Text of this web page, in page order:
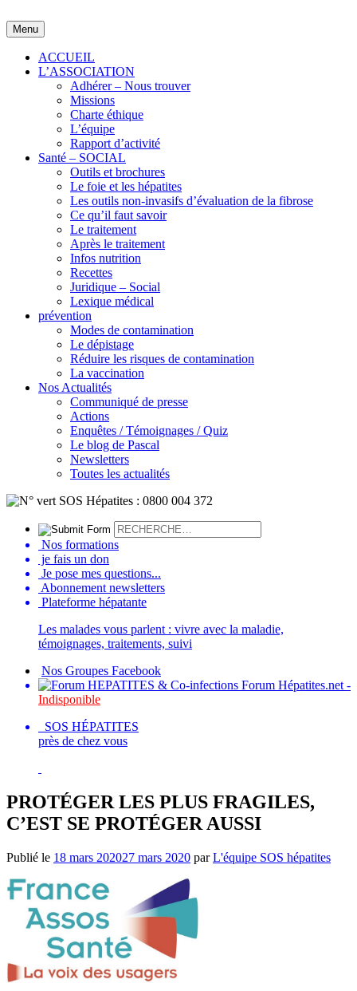
to
content
Menu
ACCUEIL
L’ASSOCIATION
Adhérer – Nous trouver
Missions
Charte éthique
L’équipe
Rapport d’activité
Santé – SOCIAL
Outils et brochures
Le foie et les hépatites
Les outils non-invasifs d’évaluation de la fibrose
Ce qu’il faut savoir
Le traitement
Après le traitement
Infos nutrition
Recettes
Juridique – Social
Lexique médical
prévention
Modes de contamination
Le dépistage
Réduire les risques de contamination
La vaccination
Nos Actualités
Communiqué de presse
Actions
Enquêtes / Témoignages / Quiz
Le blog de Pascal
Newsletters
Toutes les actualités
Nos formations
je fais un don
Je pose mes questions...
Abonnement newsletters
Plateforme hépatante
Les malades vous parlent : vivre avec la maladie,
témoignages, traitements, suivi
Nos Groupes Facebook
Forum Hépatites.net -
Indisponible
SOS HÉPATITES
près de chez vous
PROTÉGER LES PLUS FRAGILES,
C’EST SE PROTÉGER AUSSI
Publié le 18 mars 202027 mars 2020 parL'équipe SOS hépatites